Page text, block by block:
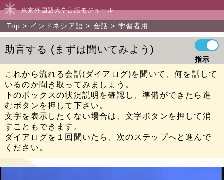
東京外国語大学言語モジュール
Top インドネシア語 会話 学習者用
助言する まずは聞いてみよう
指示
これから流れる会話(ダイアログ)を聞いて、何を話して
いるのか聞き取ってみましょう。
下のボックスの状況説明を確認し、準備ができたら進
むボタンを押して下さい。
文字を表示したくない場合は、文字ボタンを押して消
すこともできます。
ダイアログを１回聞いたら、次のステップへと進んで
ください。